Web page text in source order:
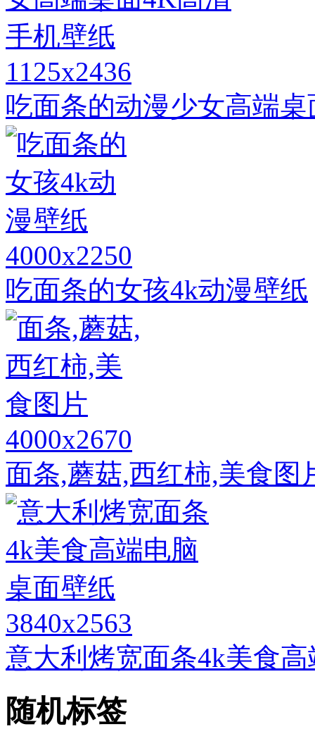
1125x2436
吃面条的动漫少女高端
4000x2250
吃面条的女孩4k动漫壁纸
4000x2670
面条,蘑菇,西红柿,美食图
3840x2563
意大利烤宽面条4k美食
随机标签